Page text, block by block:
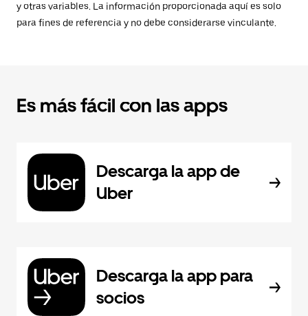
y otras variables. La información proporcionada aquí es solo
para fines de referencia y no debe considerarse vinculante.
Es más fácil con las apps
Descarga la app de
Uber
Descarga la app para
socios